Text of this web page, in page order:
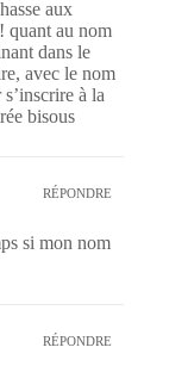
aux
quant au nom
dans le
avec le nom
à la
bisous
RÉPONDRE
si mon nom
RÉPONDRE